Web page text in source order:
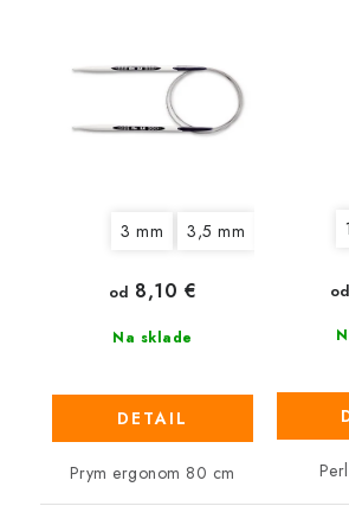
3 mm 3,5 mm
Na sklade
od 8,10 €
DETAIL
Prym ergonom 80 cm
od